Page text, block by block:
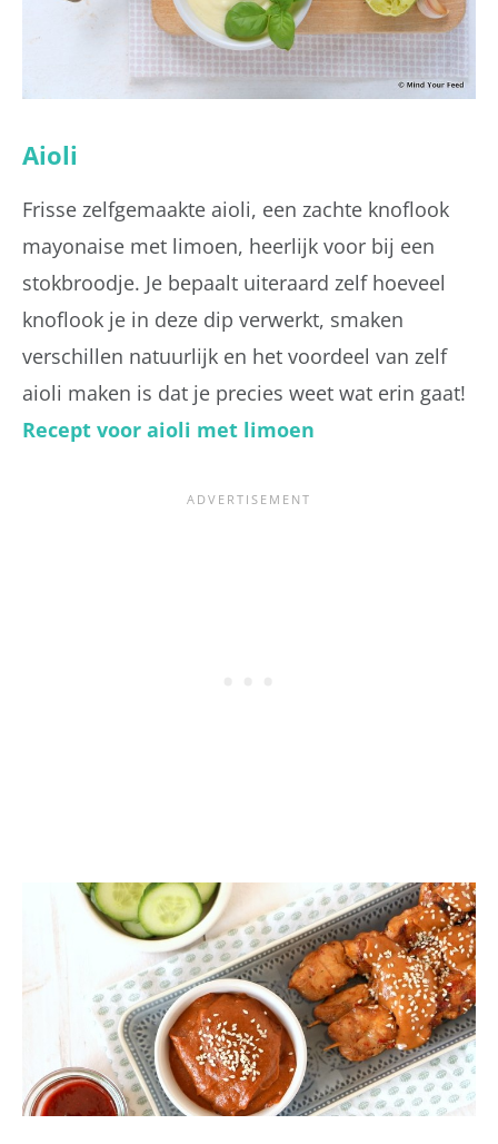
Aioli
Frisse zelfgemaakte aioli, een zachte knoflook
mayonaise met limoen, heerlijk voor bij een
stokbroodje. Je bepaalt uiteraard zelf hoeveel
knoflook je in deze dip verwerkt, smaken
verschillen natuurlijk en het voordeel van zelf
aioli maken is dat je precies weet wat erin gaat!
Recept voor aioli met limoen